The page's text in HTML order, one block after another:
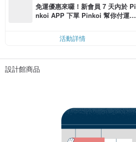
免運優惠來囉！新會員 7 天內於 Pi
nkoi APP 下單 Pinkoi 幫你付運
活動詳情
設計館商品